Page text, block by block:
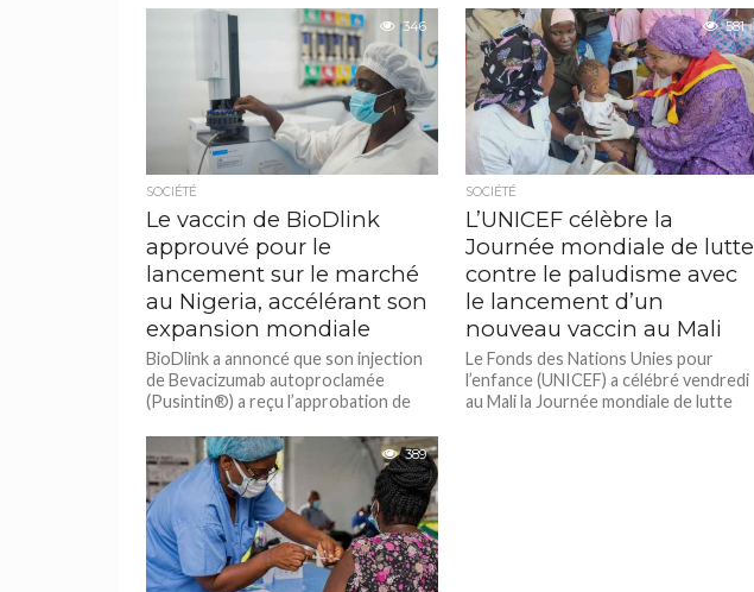
346
SOCIÉTÉ
Le vaccin de BioDlink
approuvé pour le
lancement sur le marché
au Nigeria, accélérant son
expansion mondiale
BioDlink a annoncé que son injection
de Bevacizumab autoproclamée
(Pusintin®) a reçu l’approbation de
nationale pour l’administration et le...
581
SOCIÉTÉ
L’UNICEF célèbre la
Journée mondiale de lutte
contre le paludisme avec
le lancement d’un
nouveau vaccin au Mali
Le Fonds des Nations Unies pour
l’enfance (UNICEF) a célébré vendredi
au Mali la Journée mondiale de lutte
389